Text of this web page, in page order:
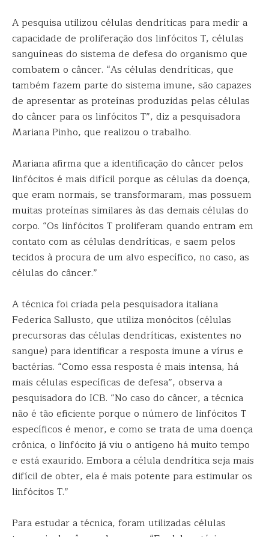
A pesquisa utilizou células dendríticas para medir a
capacidade de proliferação dos linfócitos T, células
sanguíneas do sistema de defesa do organismo que
combatem o câncer. “As células dendríticas, que
também fazem parte do sistema imune, são capazes
de apresentar as proteínas produzidas pelas células
do câncer para os linfócitos T”, diz a pesquisadora
Mariana Pinho, que realizou o trabalho.
Mariana afirma que a identificação do câncer pelos
linfócitos é mais difícil porque as células da doença,
que eram normais, se transformaram, mas possuem
muitas proteínas similares às das demais células do
corpo. “Os linfócitos T proliferam quando entram em
contato com as células dendríticas, e saem pelos
tecidos à procura de um alvo específico, no caso, as
células do câncer.”
A técnica foi criada pela pesquisadora italiana
Federica Sallusto, que utiliza monócitos (células
precursoras das células dendríticas, existentes no
sangue) para identificar a resposta imune a vírus e
bactérias. “Como essa resposta é mais intensa, há
mais células específicas de defesa”, observa a
pesquisadora do ICB. “No caso do câncer, a técnica
não é tão eficiente porque o número de linfócitos T
específicos é menor, e como se trata de uma doença
crônica, o linfócito já viu o antígeno há muito tempo
e está exaurido. Embora a célula dendrítica seja mais
difícil de obter, ela é mais potente para estimular os
linfócitos T.”
Para estudar a técnica, foram utilizadas células